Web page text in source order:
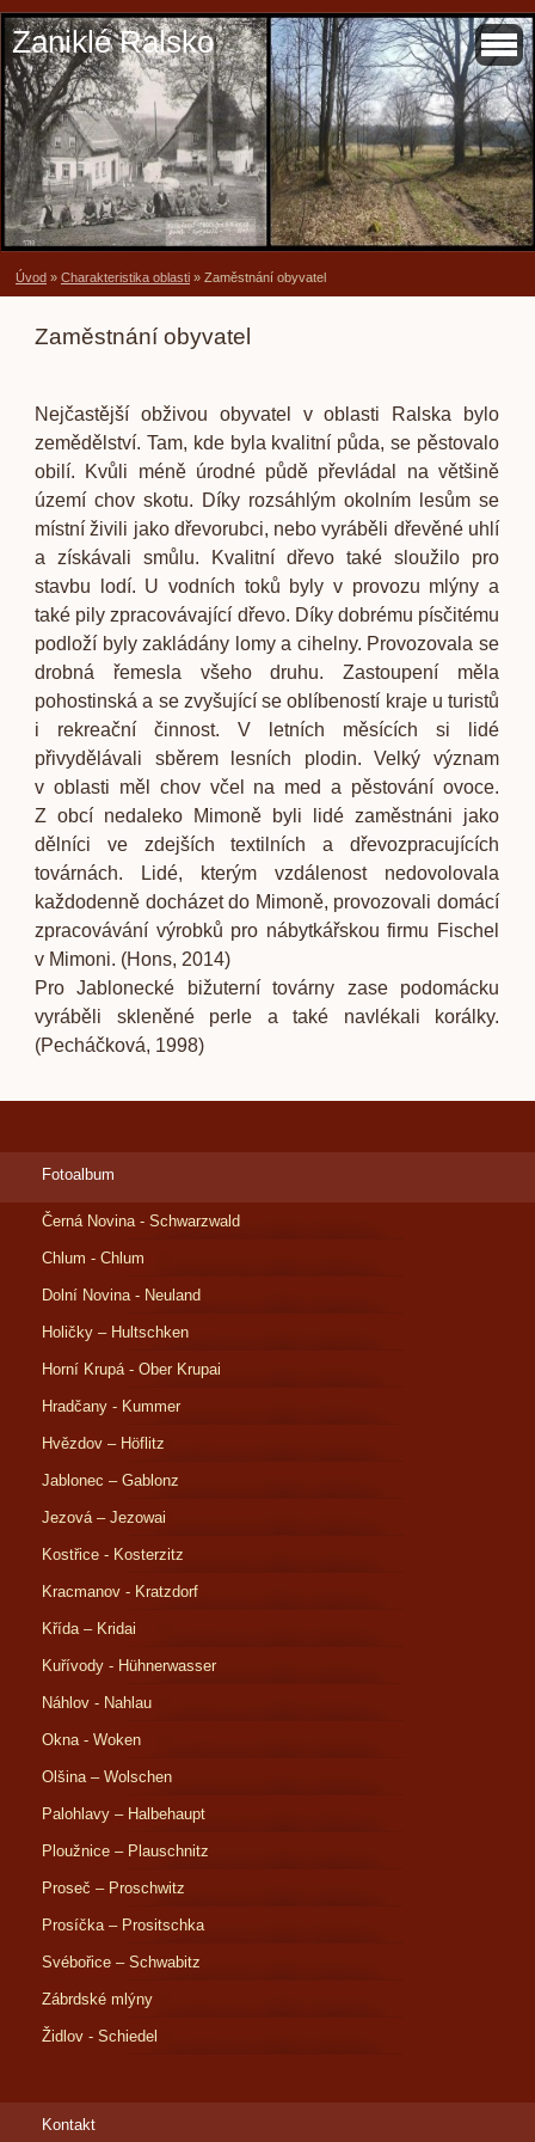
Zaniklé Ralsko
Úvod » Charakteristika oblasti » Zaměstnání obyvatel
Zaměstnání obyvatel
Nejčastější obživou obyvatel v oblasti Ralska bylo
zemědělství. Tam, kde byla kvalitní půda, se pěstovalo
obilí. Kvůli méně úrodné půdě převládal na většině
území chov skotu. Díky rozsáhlým okolním lesům se
místní živili jako dřevorubci, nebo vyráběli dřevěné uhlí
a získávali smůlu. Kvalitní dřevo také sloužilo pro
stavbu lodí. U vodních toků byly v provozu mlýny a
také pily zpracovávající dřevo. Díky dobrému písčitému
podloží byly zakládány lomy a cihelny. Provozovala se
drobná řemesla všeho druhu. Zastoupení měla
pohostinská a se zvyšující se oblíbeností kraje u turistů
i rekreační činnost. V letních měsících si lidé
přivydělávali sběrem lesních plodin. Velký význam
v oblasti měl chov včel na med a pěstování ovoce.
Z obcí nedaleko Mimoně byli lidé zaměstnáni jako
dělníci ve zdejších textilních a dřevozpracujících
továrnách. Lidé, kterým vzdálenost nedovolovala
každodenně docházet do Mimoně, provozovali domácí
zpracovávání výrobků pro nábytkářskou firmu Fischel
v Mimoni. (Hons, 2014)
Pro Jablonecké bižuterní továrny zase podomácku
vyráběli skleněné perle a také navlékali korálky.
(Pecháčková, 1998)
Fotoalbum
Černá Novina - Schwarzwald
Chlum - Chlum
Dolní Novina - Neuland
Holičky – Hultschken
Horní Krupá - Ober Krupai
Hradčany - Kummer
Hvězdov – Höflitz
Jablonec – Gablonz
Jezová – Jezowai
Kostřice - Kosterzitz
Kracmanov - Kratzdorf
Křída – Kridai
Kuřívody - Hühnerwasser
Náhlov - Nahlau
Okna - Woken
Olšina – Wolschen
Palohlavy – Halbehaupt
Ploužnice – Plauschnitz
Proseč – Proschwitz
Prosíčka – Prositschka
Svébořice – Schwabitz
Zábrdské mlýny
Židlov - Schiedel
Kontakt